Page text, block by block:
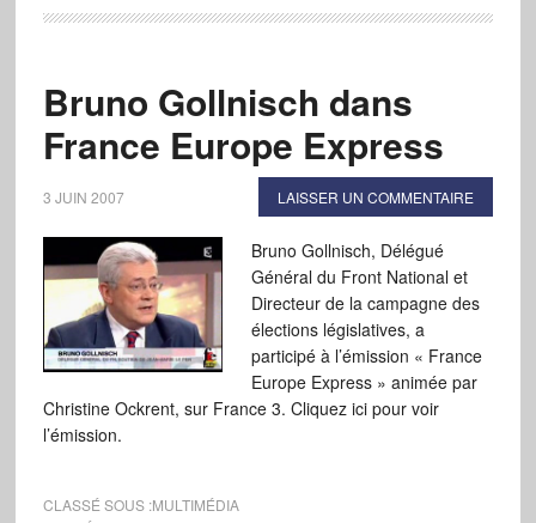
Bruno Gollnisch dans
France Europe Express
3 JUIN 2007 LAISSER UN COMMENTAIRE
Bruno Gollnisch, Délégué
Général du Front National et
Directeur de la campagne des
élections législatives, a
participé à l’émission « France
Europe Express » animée par
Christine Ockrent, sur France 3. Cliquez ici pour voir
l’émission.
CLASSÉ SOUS :MULTIMÉDIA